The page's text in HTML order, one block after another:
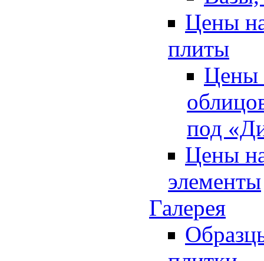
Цены
плиты
Цены
под
Цены
элементы
Галерея